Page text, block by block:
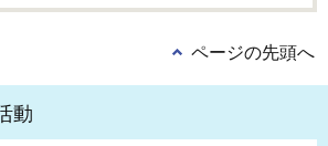
ページの先頭へ
動